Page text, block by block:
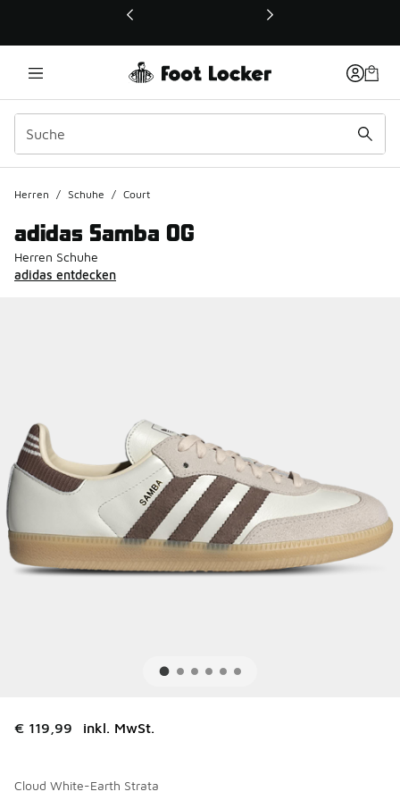
Dieser Link öffnet sich in einem neuen Fenster
Herren / Schuhe / Court
adidas Samba OG
Herren Schuhe
adidas entdecken
€ 119,99 inkl. MwSt.
Cloud White-Earth Strata